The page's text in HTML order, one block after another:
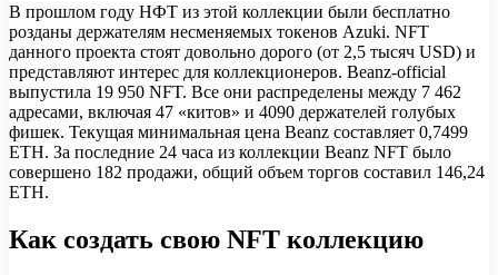
В прошлом году НФТ из этой коллекции были бесплатно
розданы держателям несменяемых токенов Azuki. NFT
данного проекта стоят довольно дорого (от 2,5 тысяч USD) и
представляют интерес для коллекционеров. Beanz-official
выпустила 19 950 NFT. Все они распределены между 7 462
адресами, включая 47 «китов» и 4090 держателей голубых
фишек. Текущая минимальная цена Beanz составляет 0,7499
ETH. За последние 24 часа из коллекции Beanz NFT было
совершено 182 продажи, общий объем торгов составил 146,24
ETH.
Как создать свою NFT коллекцию